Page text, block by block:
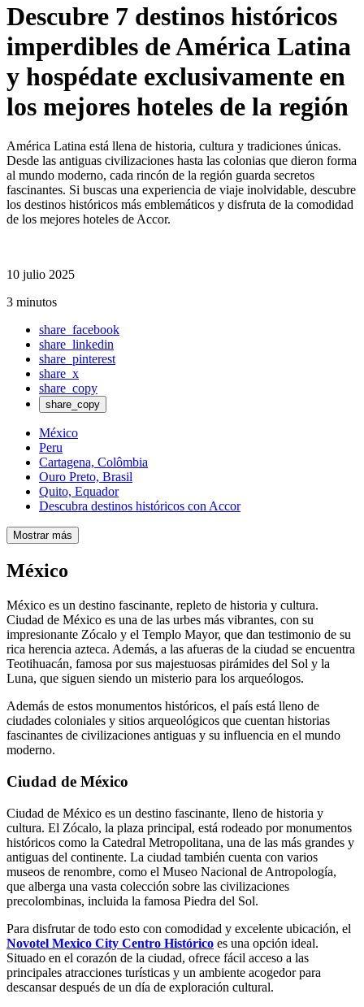
Descubre 7 destinos históricos
imperdibles de América Latina
y hospédate exclusivamente en
los mejores hoteles de la región
América Latina está llena de historia, cultura y tradiciones únicas.
Desde las antiguas civilizaciones hasta las colonias que dieron forma
al mundo moderno, cada rincón de la región guarda secretos
fascinantes. Si buscas una experiencia de viaje inolvidable, descubre
los destinos históricos más emblemáticos y disfruta de la comodidad
de los mejores hoteles de Accor.
10 julio 2025
3 minutos
share_facebook
share_linkedin
share_pinterest
share_x
share_copy
share_copy
México
Peru
Cartagena, Colômbia
Ouro Preto, Brasil
Quito, Equador
Descubra destinos históricos con Accor
Mostrar más
México
México es un destino fascinante, repleto de historia y cultura.
Ciudad de México es una de las urbes más vibrantes, con su
impresionante Zócalo y el Templo Mayor, que dan testimonio de su
rica herencia azteca. Además, a las afueras de la ciudad se encuentra
Teotihuacán, famosa por sus majestuosas pirámides del Sol y la
Luna, que siguen siendo un misterio para los arqueólogos.
Además de estos monumentos históricos, el país está lleno de
ciudades coloniales y sitios arqueológicos que cuentan historias
fascinantes de civilizaciones antiguas y su influencia en el mundo
moderno.
Ciudad de México
Ciudad de México es un destino fascinante, lleno de historia y
cultura. El Zócalo, la plaza principal, está rodeado por monumentos
históricos como la Catedral Metropolitana, una de las más grandes y
antiguas del continente. La ciudad también cuenta con varios
museos de renombre, como el Museo Nacional de Antropología,
que alberga una vasta colección sobre las civilizaciones
precolombinas, incluida la famosa Piedra del Sol.
Para disfrutar de todo esto con comodidad y excelente ubicación, el
Novotel Mexico City Centro Histórico es una opción ideal.
Situado en el corazón de la ciudad, ofrece fácil acceso a las
principales atracciones turísticas y un ambiente acogedor para
descansar después de un día de exploración cultural.